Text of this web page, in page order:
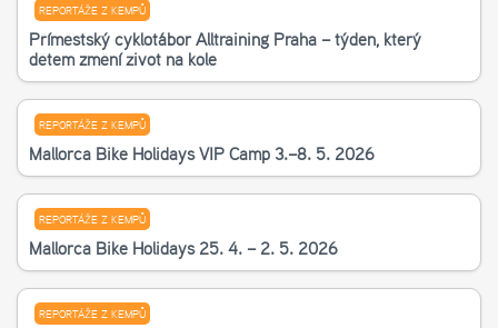
REPORTÁŽE Z KEMPŮ
Příměstský cyklotábor Alltraining Praha – týden, který
dětem změní život na kole
REPORTÁŽE Z KEMPŮ
Mallorca Bike Holidays VIP Camp 3.–8. 5. 2026
REPORTÁŽE Z KEMPŮ
Mallorca Bike Holidays 25. 4. – 2. 5. 2026
REPORTÁŽE Z KEMPŮ